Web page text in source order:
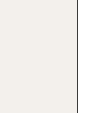
Wellenrauschen
perfekten
die
Besonderheiten